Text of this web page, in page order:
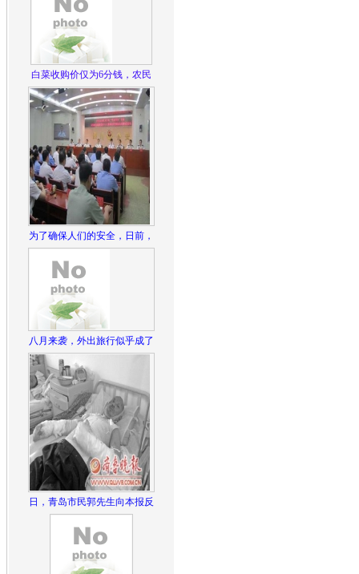
白菜收购价仅为6分钱，农民
为了确保人们的安全，日前，
八月来袭，外出旅行似乎成了
日，青岛市民郭先生向本报反